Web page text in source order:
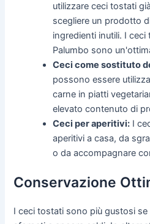
utilizzare ceci tostati
scegliere un prodotto
ingredienti inutili. I
Palumbo sono
Ceci come sostituto
possono essere
carne in piatti
elevato contenuto di
Ceci per aperitivi: I
aperitivi a casa, da
o da accompagnare
Conservazione
I ceci tostati sono più gustosi